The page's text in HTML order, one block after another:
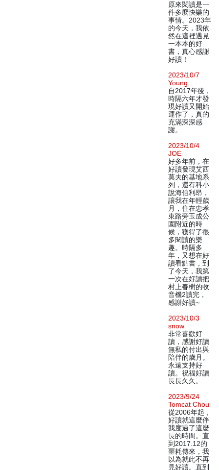
原來閱讀是一
件多麼快樂的
事情。2023年
的今天，我依
然在這裡遇見
一本本的好
書，真心感謝
好讀！
2023/10/7
Young
自2017年後，
時隔六年才發
現好讀又開始
運作了，真的
充滿深深感
謝。
2023/10/4
JOE
好多年前，在
好讀發現艾西
莫夫的基地系
列，還有科小
說海伯利昂，
讓我在年輕歲
月，住在忠孝
東路旁玉成公
園附近的時
候，獲得了很
多閱讀的樂
趣。時隔多
年，又想在好
讀看點書，到
了今天，我第
一次在好讀把
村上春樹的收
音機2讀完，
感謝好讀~
2023/10/3
snow
非常喜歡好
讀，感謝好讀
無私的付出與
陪伴的歲月。
永遠支持好
讀。祝福好讀
長長久久。
2023/9/24
Tomcat Chou
從2006年起，
好讀就這麼伴
我度過了這麼
長的時間。直
到2017.12的
噩耗傳來，我
以為就此不再
見好讀。直到